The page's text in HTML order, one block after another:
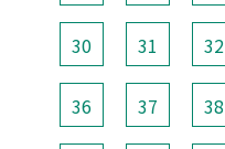
30 31 32
36 37 38